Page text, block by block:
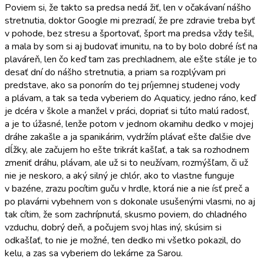
Poviem si, že takto sa predsa nedá žiť, len v očakávaní nášho
stretnutia, doktor Google mi prezradí, že pre zdravie treba byť
v pohode, bez stresu a športovať, šport ma predsa vždy tešil,
a mala by som si aj budovať imunitu, na to by bolo dobré ísť na
plaváreň, len čo keď tam zas prechladnem, ale ešte stále je to
desať dní do nášho stretnutia, a priam sa rozplývam pri
predstave, ako sa ponorím do tej príjemnej studenej vody
a plávam, a tak sa teda vyberiem do Aquaticy, jedno ráno, keď
je dcéra v škole a manžel v práci, dopriať si túto malú radosť,
a je to úžasné, lenže potom v jednom okamihu dedko v mojej
dráhe zakašle a ja spanikárim, vydržím plávať ešte ďalšie dve
dĺžky, ale začujem ho ešte trikrát kašľať, a tak sa rozhodnem
zmeniť dráhu, plávam, ale už si to neužívam, rozmýšľam, či už
nie je neskoro, a aký silný je chlór, ako to vlastne funguje
v bazéne, zrazu pocítim guču v hrdle, ktorá nie a nie ísť preč a
po plavárni vybehnem von s dokonale usušenými vlasmi, no aj
tak cítim, že som zachrípnutá, skusmo poviem, do chladného
vzduchu, dobrý deň, a počujem svoj hlas iný, skúsim si
odkašľať, to nie je možné, ten dedko mi všetko pokazil, do
kelu, a zas sa vyberiem do lekárne za Sarou.